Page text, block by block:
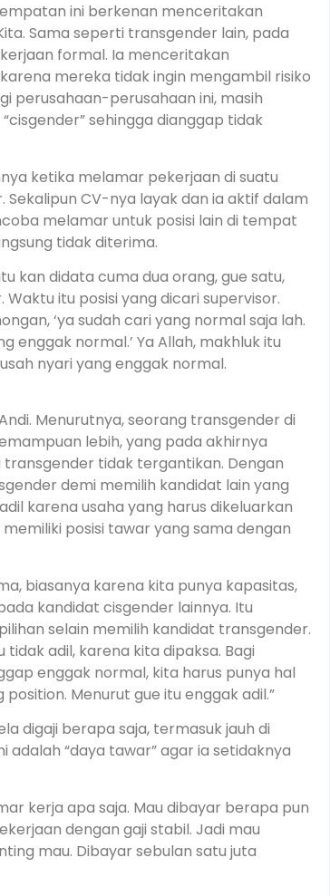
ini berkenan menceritakan
Sama seperti transgender lain, pada
formal. Ia menceritakan
mereka tidak ingin mengambil risiko
perusahaan-perusahaan ini, masih
sehingga dianggap tidak
ketika melamar pekerjaan di suatu
CV-nya layak dan ia aktif dalam
melamar untuk posisi lain di tempat
tidak diterima.
kan didata cuma dua orang, gue satu,
itu posisi yang dicari supervisor.
‘ya sudah cari yang normal saja lah.
enggak normal.’ Ya Allah, makhluk itu
nyari yang enggak normal.
Menurutnya, seorang transgender di
lebih, yang pada akhirnya
tidak tergantikan. Dengan
demi memilih kandidat lain yang
karena usaha yang harus dikeluarkan
posisi tawar yang sama dengan
biasanya karena kita punya kapasitas,
kandidat cisgender lainnya. Itu
selain memilih kandidat transgender.
adil, karena kita dipaksa. Bagi
enggak normal, kita harus punya hal
Menurut gue itu enggak adil.”
digaji berapa saja, termasuk jauh di
adalah “daya tawar” agar ia setidaknya
kerja apa saja. Mau dibayar berapa pun
dengan gaji stabil. Jadi mau
mau. Dibayar sebulan satu juta